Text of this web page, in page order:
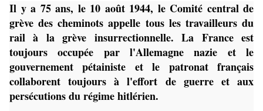
Il y a 75 ans, le 10 août 1944, le Comité central de
grève des cheminots appelle tous les travailleurs du
rail à la grève insurrectionnelle. La France est
toujours occupée par l'Allemagne nazie et le
gouvernement pétainiste et le patronat français
collaborent toujours à l'effort de guerre et aux
persécutions du régime hitlérien.